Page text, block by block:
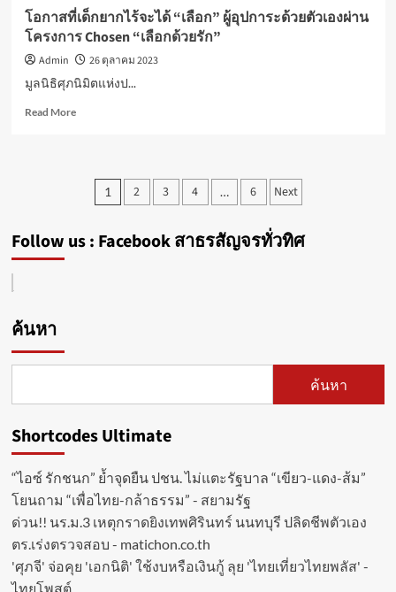
กล้อง
และ
อุปกรณ์
การ
ถ่าย
ภาพ
ที่
ขบวน
และ
ครบ
ทุก
พร้อม
กิจกรรม
โอกาสที่เด็กยากไร้จะได้ “เลือก” ผู้อุปการะด้วยตัวเองผ่าน
โครงการ Chosen “เลือกด้วยรัก”
Admin
26 ตุลาคม 2023
มูลนิธิศุภนิมิตแห่งป...
Read MoreRead
ได้
ผ่าน
ด้วย
รัก”
Posts
1 2 3 4 … 6 Next
Follow us : Facebook สาธรสัญจรทั่วทิศ
ค้นหา
ค้นหา
Shortcodes Ultimate
“ไอซ์ รักชนก” ย้ำจุดยืน ปชน. ไม่แตะรัฐบาล “เขียว-แดง-ส้ม”
โยนถาม “เพื่อไทย-กล้าธรรม” - สยามรัฐ
ด่วน!! นร.ม.3 เหตุกราดยิงเทพศิรินทร์ นนทบุรี ปลิดชีพตัวเอง
ตร.เร่งตรวจสอบ - matichon.co.th
'ศุภจี' จ่อคุย 'เอกนิติ' ใช้งบหรือเงินกู้ ลุย 'ไทยเที่ยวไทยพลัส' -
ไทยโพสต์